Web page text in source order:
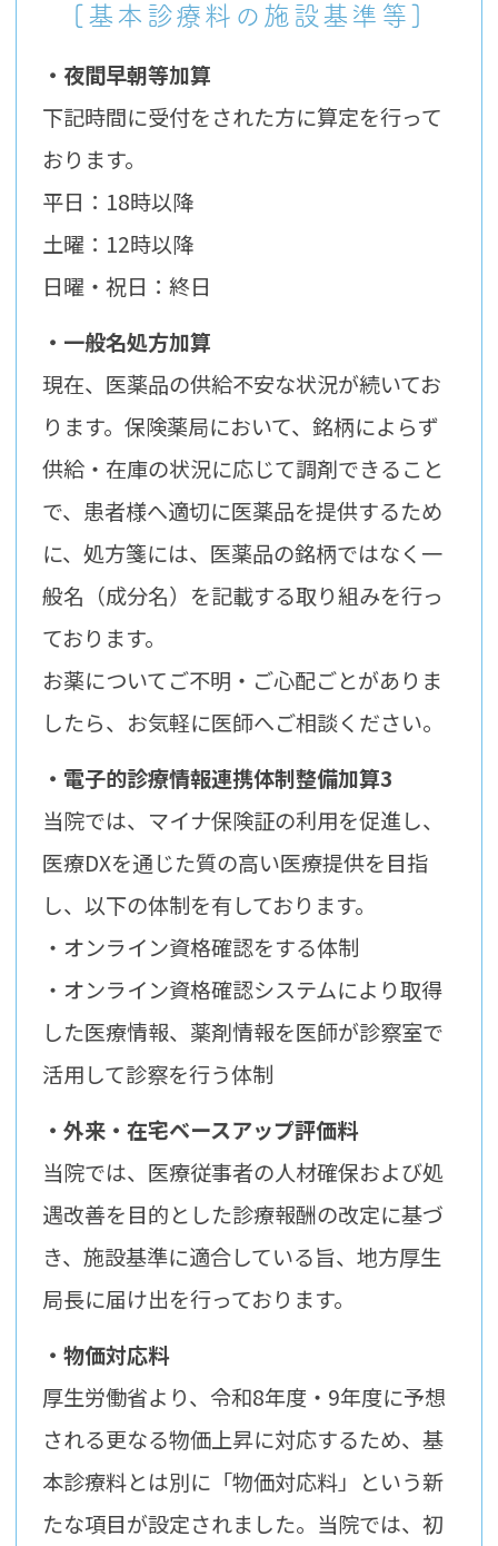
[基本診療料の施設基準等]
・夜間早朝等加算
下記時間に受付をされた方に算定を行って
おります。
平日：18時以降
土曜：12時以降
日曜・祝日：終日
・一般名処方加算
現在、医薬品の供給不安な状況が続いてお
ります。保険薬局において、銘柄によらず
供給・在庫の状況に応じて調剤できること
で、患者様へ適切に医薬品を提供するため
に、処方箋には、医薬品の銘柄ではなく一
般名（成分名）を記載する取り組みを行っ
ております。
お薬についてご不明・ご心配ごとがありま
したら、お気軽に医師へご相談ください。
・電子的診療情報連携体制整備加算3
当院では、マイナ保険証の利用を促進し、
医療DXを通じた質の高い医療提供を目指
し、以下の体制を有しております。
・オンライン資格確認をする体制
・オンライン資格確認システムにより取得
した医療情報、薬剤情報を医師が診察室で
活用して診察を行う体制
・外来・在宅ベースアップ評価料
当院では、医療従事者の人材確保および処
遇改善を目的とした診療報酬の改定に基づ
き、施設基準に適合している旨、地方厚生
局長に届け出を行っております。
・物価対応料
厚生労働省より、令和8年度・9年度に予想
される更なる物価上昇に対応するため、基
本診療料とは別に「物価対応料」という新
たな項目が設定されました。当院では、初